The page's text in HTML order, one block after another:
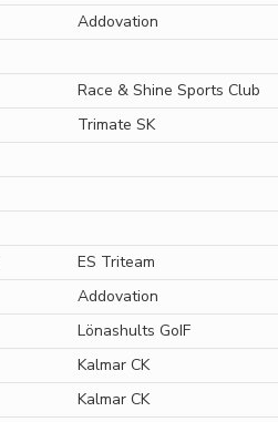
Addovation
Race & Shine Sports Club
Trimate SK
ES Triteam
Addovation
Lönashults GoIF
Kalmar CK
Kalmar CK